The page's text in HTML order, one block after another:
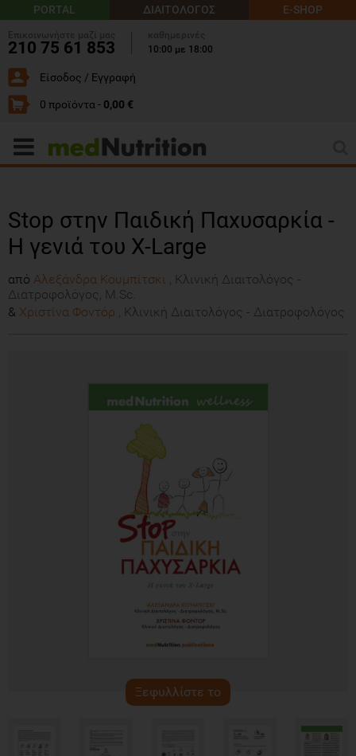
PORTAL ΔΙΑΙΤΟΛΟΓΟΣ E-SHOP
210 75 61 853
10:00 με 18:00
Είσοδος / Εγγραφή
0 προϊόντα - 0,00 €
Stop στην Παιδική Παχυσαρκία -
Η γενιά του X-Large
από Αλεξάνδρα Κουμπίτσκι
, Κλινική Διαιτολόγος -
Διατροφολόγος, M.Sc.
& Χριστίνα Φοντόρ , Κλινική Διαιτολόγος - Διατροφολόγος
Ξεφυλλίστε το